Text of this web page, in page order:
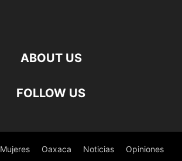
ABOUT US
FOLLOW US
Mujeres Oaxaca Noticias Opiniones